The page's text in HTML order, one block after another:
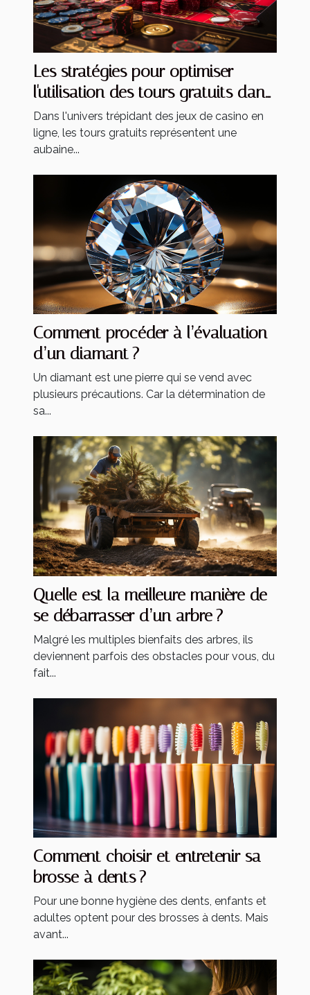
Les stratégies pour optimiser
l'utilisation des tours gratuits dans
les jeux de casino
Dans l'univers trépidant des jeux de casino en
ligne, les tours gratuits représentent une
aubaine...
Comment procéder à l’évaluation
d’un diamant ?
Un diamant est une pierre qui se vend avec
plusieurs précautions. Car la détermination de
sa...
Quelle est la meilleure manière de
se débarrasser d’un arbre ?
Malgré les multiples bienfaits des arbres, ils
deviennent parfois des obstacles pour vous, du
fait...
Comment choisir et entretenir sa
brosse à dents ?
Pour une bonne hygiène des dents, enfants et
adultes optent pour des brosses à dents. Mais
avant...